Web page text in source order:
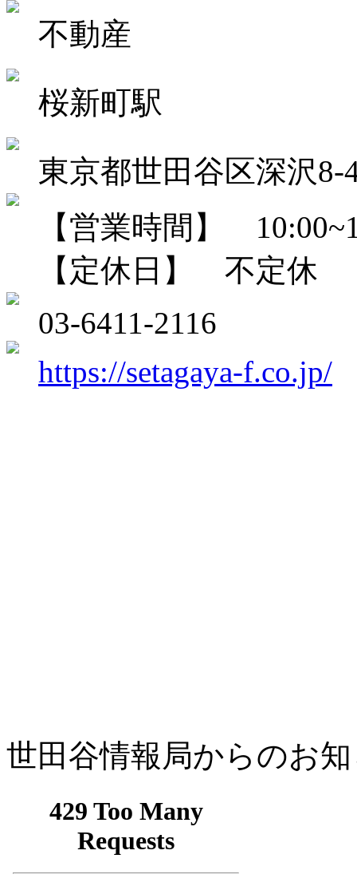
不動産
桜新町駅
東京都世田谷区深沢8-
【営業時間】
【定休日】 不定休
03-6411-2116
https://setagaya-f.co.jp/
世田谷情報局からのお